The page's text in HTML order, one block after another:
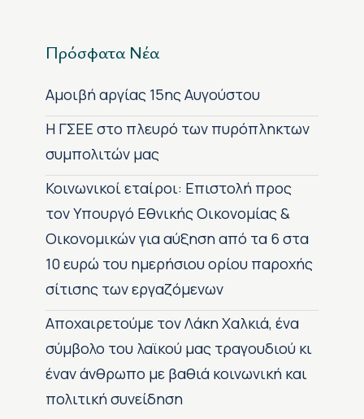
Πρόσφατα Νέα
Αμοιβή αργίας 15ης Αυγούστου
H ΓΣΕΕ στο πλευρό των πυρόπληκτων
συμπολιτών μας
Κοινωνικοί εταίροι: Επιστολή προς
τον Υπουργό Εθνικής Οικονομίας &
Οικονομικών για αύξηση από τα 6 στα
10 ευρώ του ημερήσιου ορίου παροχής
σίτισης των εργαζόμενων
Αποχαιρετούμε τον Λάκη Χαλκιά, ένα
σύμβολο του λαϊκού μας τραγουδιού κι
έναν άνθρωπο με βαθιά κοινωνική και
πολιτική συνείδηση